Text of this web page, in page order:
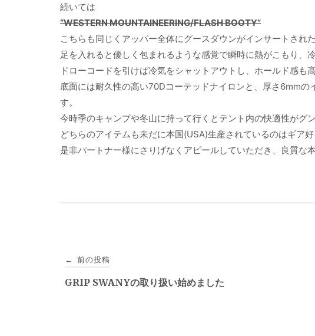
続いては
“WESTERN MOUNTAINEERING/FLASH BOOTY”
こちらも同じくアッパー全体にグースダウンがインサートされ
足を入れると優しく包まれるような感覚で瞬時に熱がこもり、
ドローコードを引けば冷気をシャットアウトし、ホールド感も高
底面には耐久性の高い70Dコーテッドナイロンと、厚さ6mm
す。
今時季のキャンプや冬山に持って行くとテント内の快適性がグ
どちらのアイテムも未だに本国(USA)生産されているのはギア
是非パートナー様にさりげなくアピールしていただき、良質な
稿
← 前の投稿
GRIP SWANYの取り扱い始めました